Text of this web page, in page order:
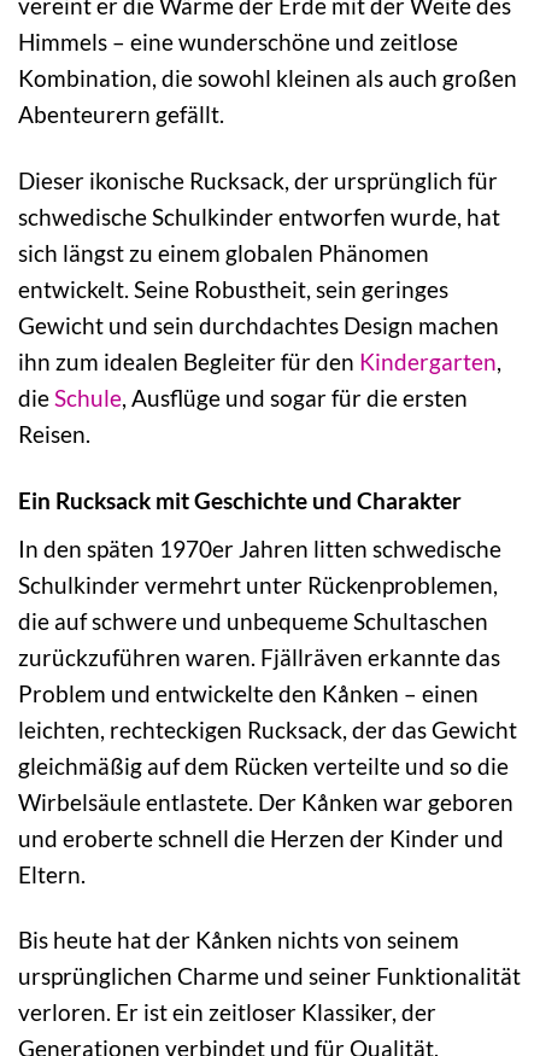
Himmels – eine wunderschöne und zeitlose
Kombination, die sowohl kleinen als auch großen
Abenteurern gefällt.
Dieser ikonische Rucksack, der ursprünglich für
schwedische Schulkinder entworfen wurde, hat
sich längst zu einem globalen Phänomen
entwickelt. Seine Robustheit, sein geringes
Gewicht und sein durchdachtes Design machen
ihn zum idealen Begleiter für den Kindergarten,
dieSchule, Ausflüge und sogar für die ersten
Reisen.
Ein Rucksack mit Geschichte und Charakter
In den späten 1970er Jahren litten schwedische
Schulkinder vermehrt unter Rückenproblemen,
die auf schwere und unbequeme Schultaschen
zurückzuführen waren. Fjällräven erkannte das
Problem und entwickelte den Kånken – einen
leichten, rechteckigen Rucksack, der das Gewicht
gleichmäßig auf dem Rücken verteilte und so die
Wirbelsäule entlastete. Der Kånken war geboren
und eroberte schnell die Herzen der Kinder und
Eltern.
Bis heute hat der Kånken nichts von seinem
ursprünglichen Charme und seiner Funktionalität
verloren. Er ist ein zeitloser Klassiker, der
Generationen verbindet und für Qualität,